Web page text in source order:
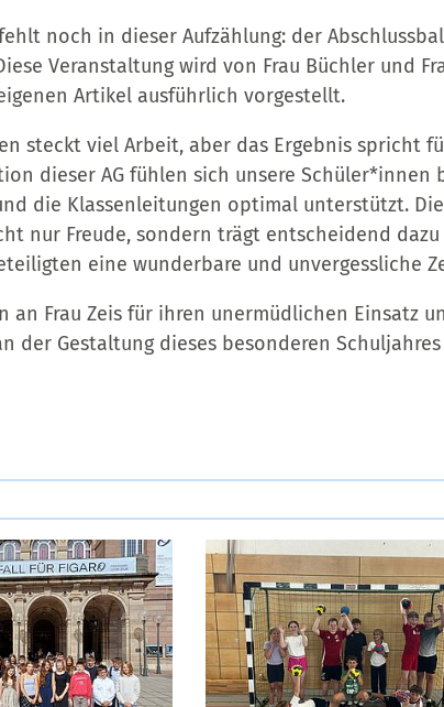
noch in dieser Aufzählung: der
Veranstaltung wird von Frau Büchler und
Artikel ausführlich vorgestellt.
steckt viel Arbeit, aber das Ergebnis spricht
dieser AG fühlen sich unsere Schüler*innen
die Klassenleitungen optimal unterstützt. Die
nur Freude, sondern trägt entscheidend dazu
eine wunderbare und unvergessliche
an Frau Zeis für ihren unermüdlichen Einsatz
der Gestaltung dieses besonderen